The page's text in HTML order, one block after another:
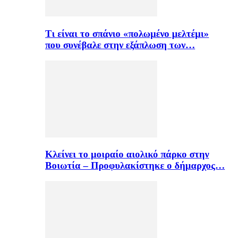
Τι είναι το σπάνιο «πολωμένο μελτέμι»
που συνέβαλε στην εξάπλωση των…
Κλείνει το μοιραίο αιολικό πάρκο στην
Βοιωτία – Προφυλακίστηκε ο δήμαρχος…